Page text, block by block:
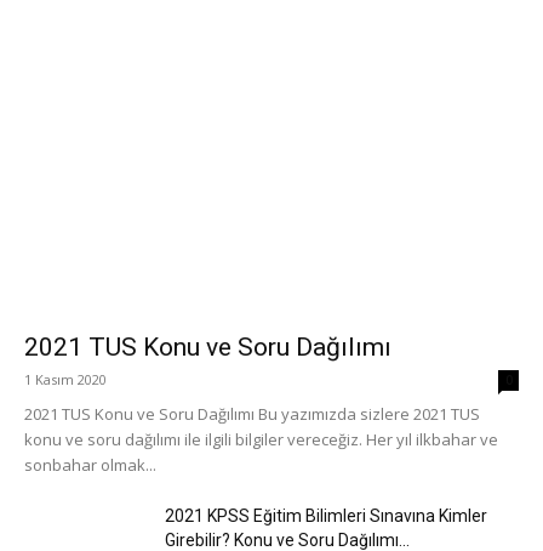
2021 TUS Konu ve Soru Dağılımı
1 Kasım 2020
2021 TUS Konu ve Soru Dağılımı Bu yazımızda sizlere 2021 TUS
konu ve soru dağılımı ile ilgili bilgiler vereceğiz. Her yıl ilkbahar ve
sonbahar olmak...
2021 KPSS Eğitim Bilimleri Sınavına Kimler
Girebilir? Konu ve Soru Dağılımı...